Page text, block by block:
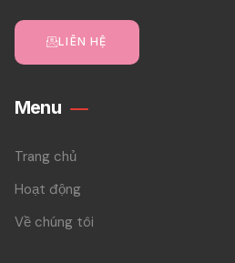
LIÊN HỆ
Menu
Trang chủ
Hoạt động
Về chúng tôi